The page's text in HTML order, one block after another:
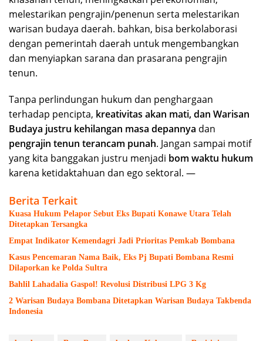
melestarikan pengrajin/penenun serta melestarikan
warisan budaya daerah. bahkan, bisa berkolaborasi
dengan pemerintah daerah untuk mengembangkan
dan menyiapkan sarana dan prasarana pengrajin
tenun.
Tanpa perlindungan hukum dan penghargaan
terhadap pencipta, kreativitas akan mati, dan Warisan
Budaya justru kehilangan masa depannya dan
pengrajin tenun terancam punah. Jangan sampai motif
yang kita banggakan justru menjadi bom waktu hukum
karena ketidaktahuan dan ego sektoral. —
Berita Terkait
Kuasa Hukum Pelapor Sebut Eks Bupati Konawe Utara Telah
Ditetapkan Tersangka
Empat Indikator Kemendagri Jadi Prioritas Pemkab Bombana
Kasus Pencemaran Nama Baik, Eks Pj Bupati Bombana Resmi
Dilaporkan ke Polda Sultra
Bahlil Lahadalia Gaspol! Revolusi Distribusi LPG 3 Kg
2 Warisan Budaya Bombana Ditetapkan Warisan Budaya Takbenda
Indonesia